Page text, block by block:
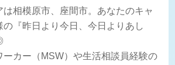
相模原市、座間市。あなたのキャ
の『昨日より今日、今日よりあし
ーカー（MSW）や生活相談員経験の